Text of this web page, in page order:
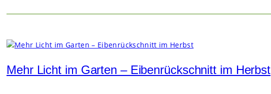
Mehr Licht im Garten – Eibenrückschnitt im Herbst